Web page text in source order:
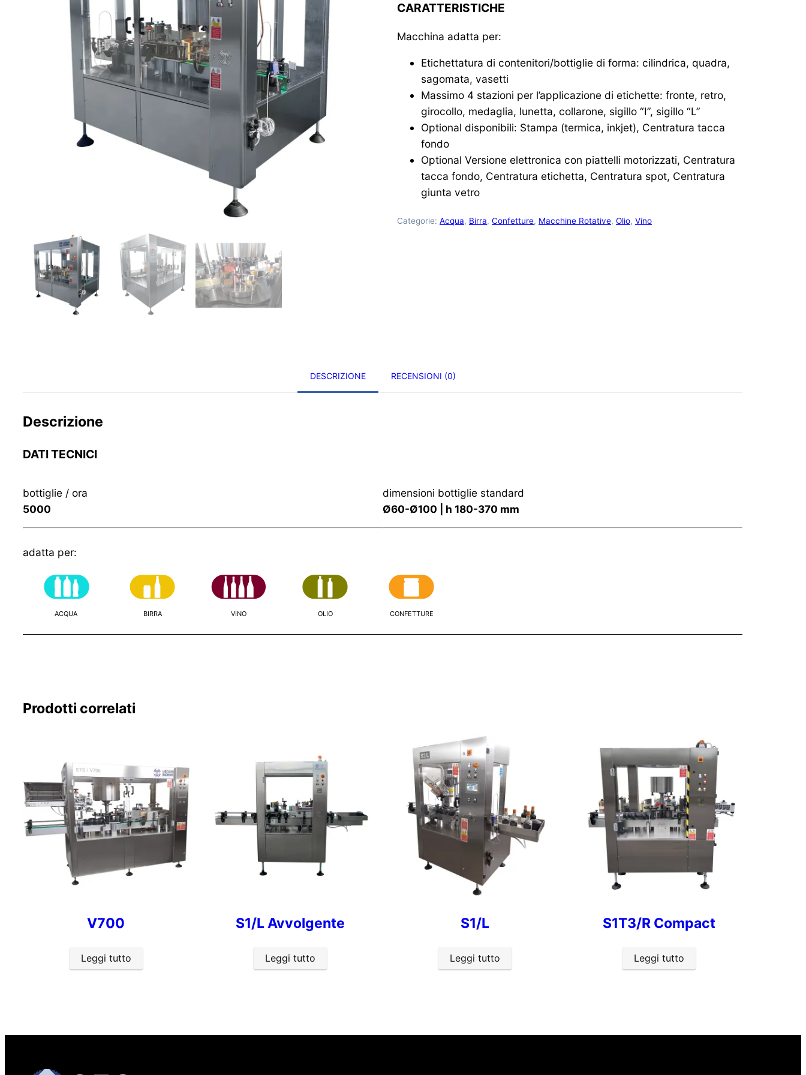
CARATTERISTICHE
Macchina adatta per:
Etichettatura di contenitori/bottiglie di forma: cilindrica, quadra,
sagomata, vasetti
Massimo 4 stazioni per l’applicazione di etichette: fronte, retro,
girocollo, medaglia, lunetta, collarone, sigillo “I”, sigillo “L”
Optional disponibili: Stampa (termica, inkjet), Centratura tacca
fondo
Optional Versione elettronica con piattelli motorizzati, Centratura
tacca fondo, Centratura etichetta, Centratura spot, Centratura
giunta vetro
Categorie: Acqua, Birra, Confetture, Macchine Rotative, Olio, Vino
DESCRIZIONE RECENSIONI (0)
Descrizione
DATI TECNICI
bottiglie / ora
5000
dimensioni bottiglie standard
Ø60-Ø100 | h 180-370 mm
adatta per:
ACQUA BIRRA VINO OLIO CONFETTURE
Prodotti correlati
V700
Leggi tutto
S1/L Avvolgente
Leggi tutto
S1/L
Leggi tutto
S1T3/R Compact
Leggi tutto